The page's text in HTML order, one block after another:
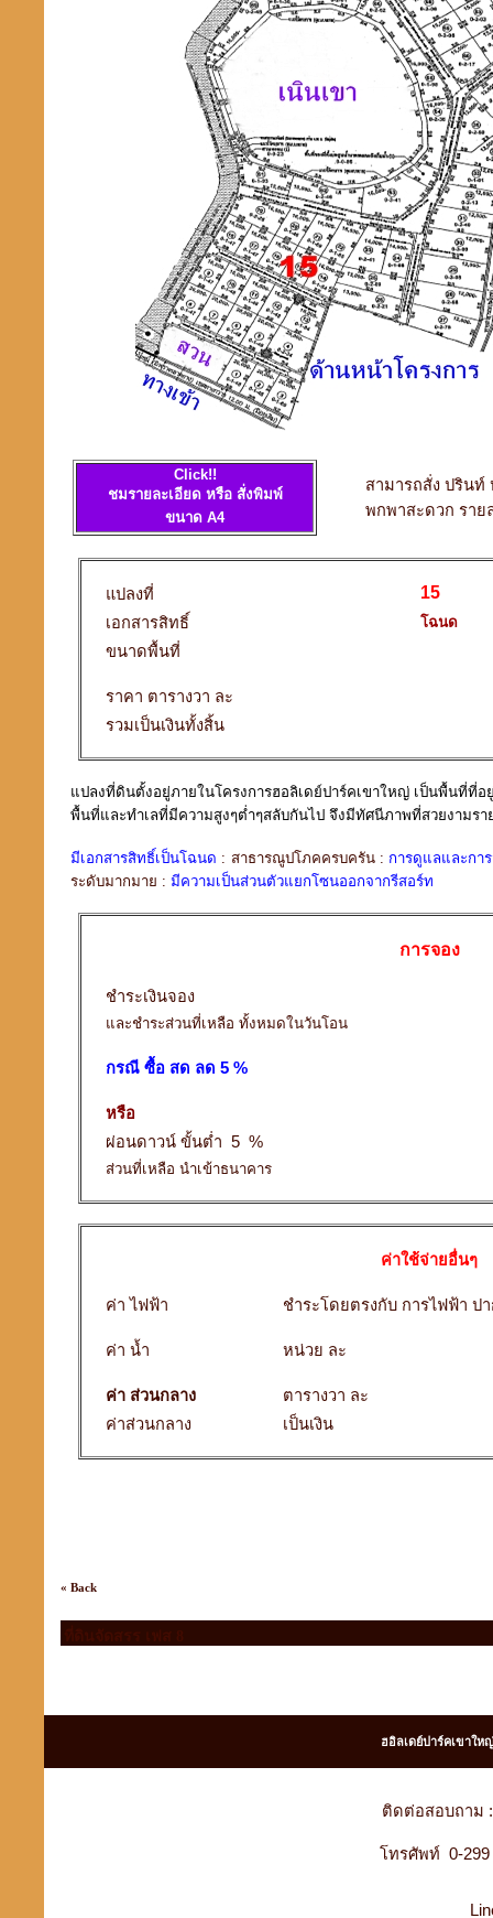
Click!!
ชมรายละเอียด หรือ สั่งพิมพ์
ขนาด A4
สามารถสั่ง ปริน
พกพาสะดวก ราย
แปลงที่ 15
เอกสารสิทธิ์ โฉนด
ขนาดพื้นที่
ราคา ตารางวา ละ
รวมเป็นเงินทั้งสิ้น
แปลงที่ดินตั้งอยู่ภายในโครงการฮอลิเดย์ปาร์คเขาใหญ่ เป็นพื้นที่ที่อ
พื้นที่และทำเลที่มีความสูงๆต่ำๆสลับกันไป จึงมีทัศนีภาพที่สวยงามร
มีเอกสารสิทธิ์เป็นโฉนด : สาธารณูปโภคครบครัน : การดูแลและกา
ระดับมากมาย : มีความเป็นส่วนตัวแยกโซนออกจากรีสอร์ท
การจอง
ชำระเงินจอง
และชำระส่วนที่เหลือ ทั้งหมดในวันโอน
กรณี ซื้อ สด ลด 5 %
หรือ
ผ่อนดาวน์ ขั้นต่ำ 5 %
ส่วนที่เหลือ นำเข้าธนาคาร
ค่าใช้จ่ายอื่นๆ
ค่า ไฟฟ้า ชำระโดยตรงกับ การไฟฟ้า ป
ค่า น้ำ หน่วย ละ
ค่า ส่วนกลาง
ตารางวา ละ
ค่าส่วนกลาง
เป็นเงิน
« Back
ฮอิลเดย์ปาร์คเขาให
ติดต่อสอบถาม
โทรศัพท์ 0-